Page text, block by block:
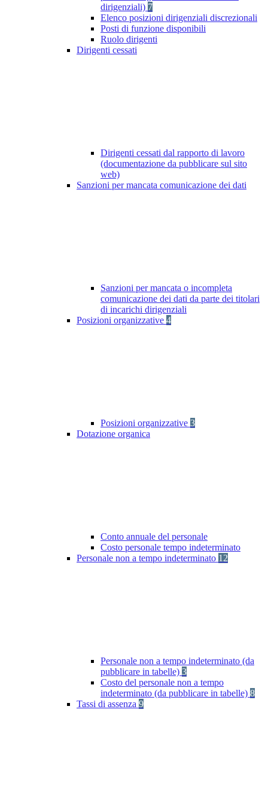
dirigenziali) 7
Elenco posizioni dirigenziali discrezionali
Posti di funzione disponibili
Ruolo dirigenti
Dirigenti cessati
Dirigenti cessati dal rapporto di lavoro
(documentazione da pubblicare sul sito
web)
Sanzioni per mancata comunicazione dei dati
Sanzioni per mancata o incompleta
comunicazione dei dati da parte dei titolari
di incarichi dirigenziali
Posizioni organizzative 4
Posizioni organizzative 3
Dotazione organica
Conto annuale del personale
Costo personale tempo indeterminato
Personale non a tempo indeterminato 12
Personale non a tempo indeterminato (da
pubblicare in tabelle) 3
Costo del personale non a tempo
indeterminato (da pubblicare in tabelle) 8
Tassi di assenza 9